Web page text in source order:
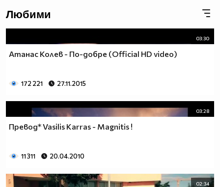
Любими
03:30
Атанас Колев - По-добре (Official HD video)
172 221 27.11.2015
03:28
Превод* Vasilis Karras - Magnitis !
11 311 20.04.2010
02:34